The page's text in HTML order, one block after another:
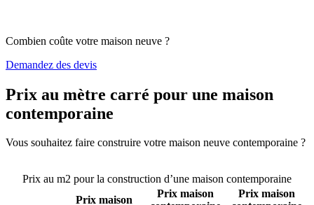
Combien coûte votre maison neuve ?
Demandez des devis
Prix au mètre carré pour une maison
contemporaine
Vous souhaitez faire construire votre maison neuve contemporaine ?
Prix au m2 pour la construction d’une maison contemporaine
Prix maison
Prix maison
Prix maison